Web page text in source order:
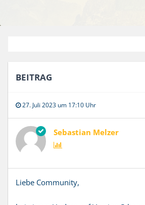
BEITRAG
27. Juli 2023 um 17:10 Uhr
Sebastian Melzer
Liebe Community,